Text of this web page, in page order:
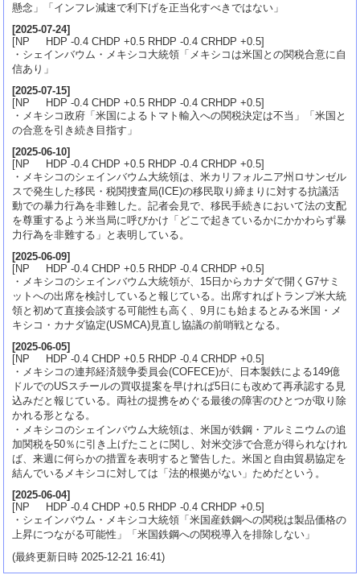
懸念」「インフレ減速で利下げを正当化すべきではない」
[2025-07-24]
[NP HDP -0.4 CHDP +0.5 RHDP -0.4 CRHDP +0.5]
・シェインバウム・メキシコ大統領「メキシコは米国との関税合意に自
信あり」
[2025-07-15]
[NP HDP -0.4 CHDP +0.5 RHDP -0.4 CRHDP +0.5]
・メキシコ政府「米国によるトマト輸入への関税決定は不当」「米国と
の合意を引き続き目指す」
[2025-06-10]
[NP HDP -0.4 CHDP +0.5 RHDP -0.4 CRHDP +0.5]
・メキシコのシェインバウム大統領は、米カリフォルニア州ロサンゼル
スで発生した移民・税関捜査局(ICE)の移民取り締まりに対する抗議活
動での暴力行為を非難した。記者会見で、移民手続きにおいて法の支配
を尊重するよう米当局に呼びかけ「どこで起きているかにかかわらず暴
力行為を非難する」と表明している。
[2025-06-09]
[NP HDP -0.4 CHDP +0.5 RHDP -0.4 CRHDP +0.5]
・メキシコのシェインバウム大統領が、15日からカナダで開くG7サミ
ットへの出席を検討していると報じている。出席すればトランプ米大統
領と初めて直接会談する可能性も高く、9月にも始まるとみる米国・メ
キシコ・カナダ協定(USMCA)見直し協議の前哨戦となる。
[2025-06-05]
[NP HDP -0.4 CHDP +0.5 RHDP -0.4 CRHDP +0.5]
・メキシコの連邦経済競争委員会(COFECE)が、日本製鉄による149億
ドルでのUSスチールの買収提案を早ければ5日にも改めて再承認する見
込みだと報じている。両社の提携をめぐる最後の障害のひとつが取り除
かれる形となる。
・メキシコのシェインバウム大統領は、米国が鉄鋼・アルミニウムの追
加関税を50％に引き上げたことに関し、対米交渉で合意が得られなけれ
ば、来週に何らかの措置を表明すると警告した。米国と自由貿易協定を
結んでいるメキシコに対しては「法的根拠がない」ためだという。
[2025-06-04]
[NP HDP -0.4 CHDP +0.5 RHDP -0.4 CRHDP +0.5]
・シェインバウム・メキシコ大統領「米国産鉄鋼への関税は製品価格の
上昇につながる可能性」「米国鉄鋼への関税導入を排除しない」
(最終更新日時 2025-12-21 16:41)